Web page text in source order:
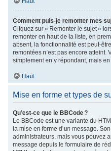
Comment puis-je remonter mes
Cliquez sur « Remonter le sujet »
remonter en haut de la liste, en
absent, la fonctionnalité est peut-
remontées n’est pas encore atteint.
simplement en y répondant, mais
Haut
Mise en forme et types de
Qu’est-ce que le BBCode ?
Le BBCode est une variante du
la mise en forme d’un message.
administrateurs, mais vous pouvez
message depuis le formulaire de